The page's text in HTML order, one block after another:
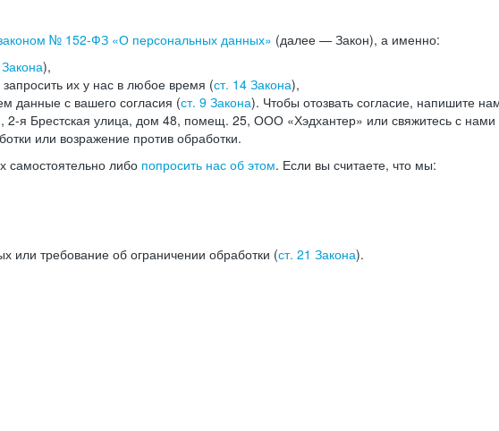
№ 152-ФЗ «О персональных данных» (далее — Закон), а именно:
),
их у нас в любое время (ст. 14 Закона),
данные с вашего согласия (ст. 9 Закона). Чтобы отозвать согласие, напишите
2-я Брестская улица, дом 48, помещ. 25, ООО «Хэдхантер» или свяжитесь с нами
или возражение против обработки.
самостоятельно либо попросить нас об этом. Если вы считаете, что мы:
или требование об ограничении обработки (ст. 21 Закона).